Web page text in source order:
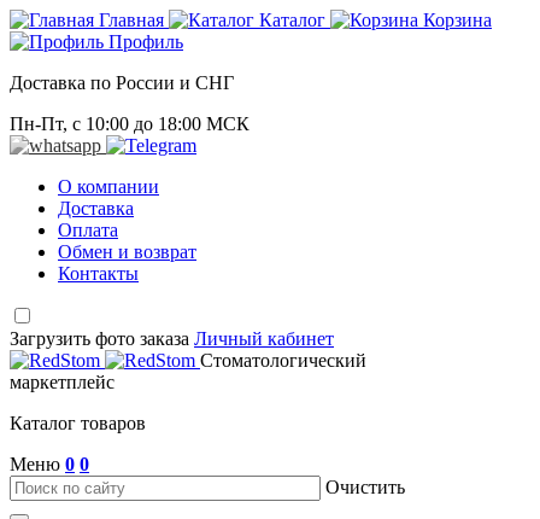
Главная Каталог
Корзина
Профиль
Доставка по России и СНГ
Пн-Пт, с 10:00 до 18:00 МСК
О компании
Доставка
Оплата
Обмен и возврат
Контакты
Загрузить фото заказа Личный кабинет
Стоматологический
маркетплейс
Каталог товаров
Меню 0 0
Очистить